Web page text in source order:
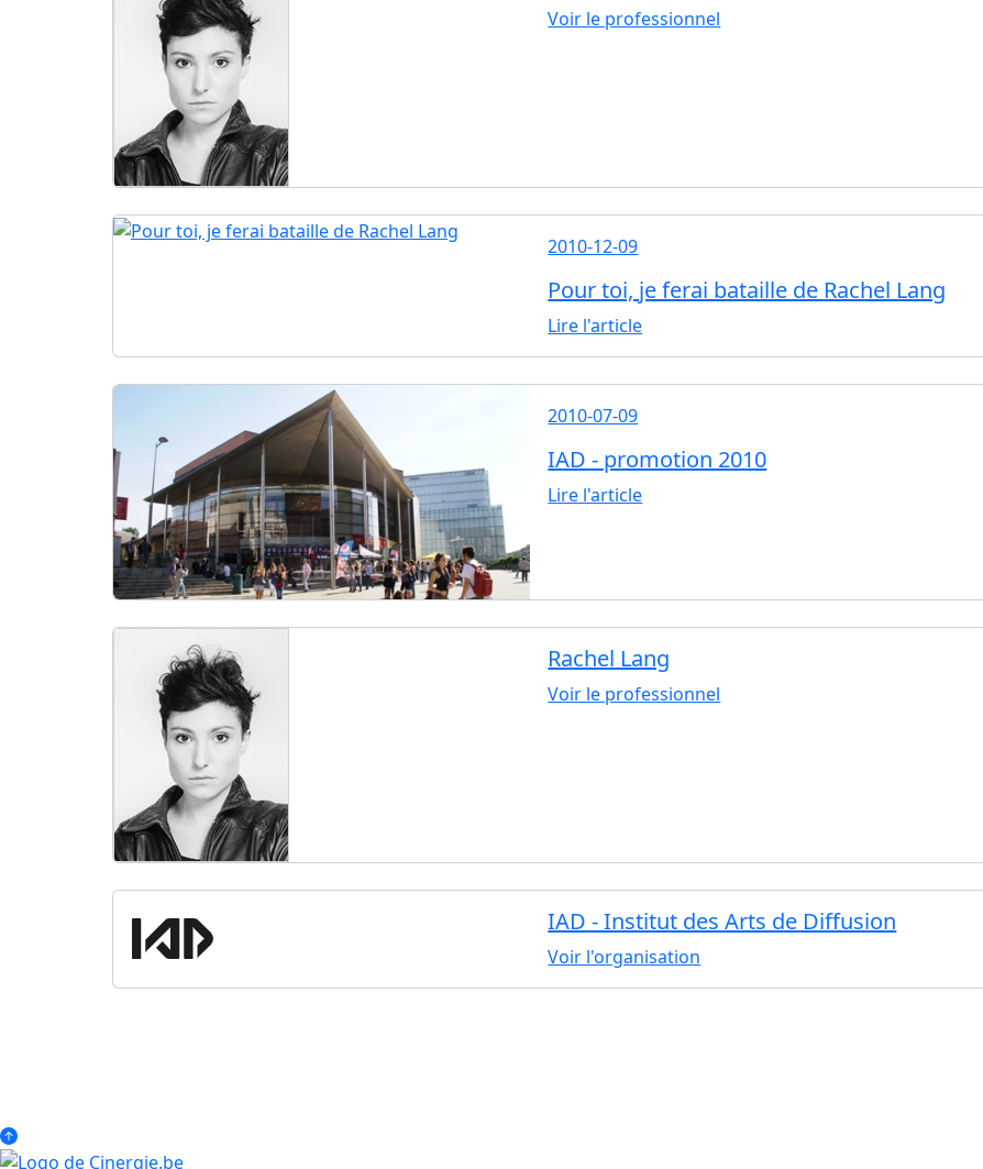
Voir le professionnel
2010-12-09
Pour toi, je ferai bataille de Rachel Lang
Lire l'article
2010-07-09
IAD - promotion 2010
Lire l'article
Rachel Lang
Voir le professionnel
IAD - Institut des Arts de Diffusion
Voir l'organisation